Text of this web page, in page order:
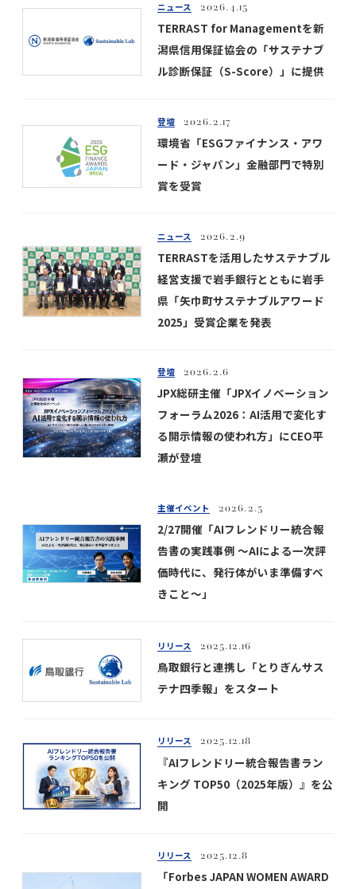
ニュース 2026.4.15
TERRAST for Managementを新
潟県信用保証協会の「サステナブ
ル診断保証（S-Score）」に提供
登壇 2026.2.17
環境省「ESGファイナンス・アワ
ード・ジャパン」金融部門で特別
賞を受賞
ニュース 2026.2.9
TERRASTを活用したサステナブル
経営支援で岩手銀行とともに岩手
県「矢巾町サステナブルアワード
2025」受賞企業を発表
登壇 2026.2.6
JPX総研主催「JPXイノベーション
フォーラム2026：AI活用で変化す
る開示情報の使われ方」にCEO平
瀬が登壇
主催イベント 2026.2.5
2/27開催「AIフレンドリー統合報
告書の実践事例 ～AIによる一次評
価時代に、発行体がいま準備すべ
きこと～」
リリース 2025.12.16
鳥取銀行と連携し「とりぎんサス
テナ四季報」をスタート
リリース 2025.12.18
『AIフレンドリー統合報告書ラン
キング TOP50（2025年版）』を公
開
リリース 2025.12.8
「Forbes JAPAN WOMEN AWARD